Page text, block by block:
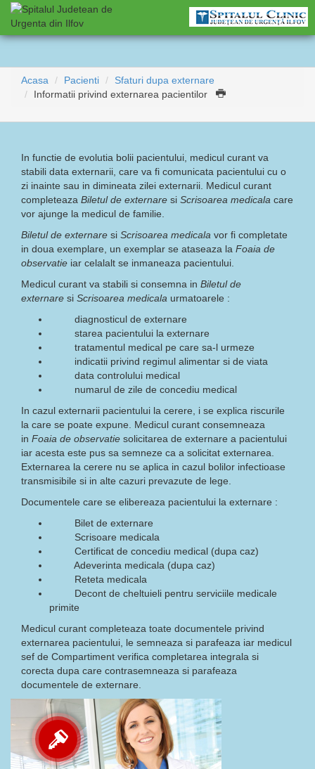
Acasa Pacienti
Sfaturi dupa externare
Informatii privind externarea pacientilor
In functie de evolutia bolii pacientului, medicul curant va
stabili data externarii, care va fi comunicata pacientului cu o
zi inainte sau in dimineata zilei externarii. Medicul curant
completeaza Biletul de externare si Scrisoarea medicala care
vor ajunge la medicul de familie.
Biletul de externare si Scrisoarea medicala vor fi completate
in doua exemplare, un exemplar se ataseaza la Foaia de
observatie iar celalalt se inmaneaza pacientului.
Medicul curant va stabili si consemna in Biletul de
externare si Scrisoarea medicala urmatoarele :
diagnosticul de externare
starea pacientului la externare
tratamentul medical pe care sa-l urmeze
indicatii privind regimul alimentar si de viata
data controlului medical
numarul de zile de concediu medical
In cazul externarii pacientului la cerere, i se explica riscurile
la care se poate expune. Medicul curant consemneaza
in Foaia de observatie solicitarea de externare a pacientului
iar acesta este pus sa semneze ca a solicitat externarea.
Externarea la cerere nu se aplica in cazul bolilor infectioase
transmisibile si in alte cazuri prevazute de lege.
Documentele care se elibereaza pacientului la externare :
Bilet de externare
Scrisoare medicala
Certificat de concediu medical (dupa caz)
Adeverinta medicala (dupa caz)
Reteta medicala
Decont de cheltuieli pentru serviciile medicale
primite
Medicul curant completeaza toate documentele privind
externarea pacientului, le semneaza si parafeaza iar medicul
sef de Compartiment verifica completarea integrala si
corecta dupa care contrasemneaza si parafeaza
documentele de externare.